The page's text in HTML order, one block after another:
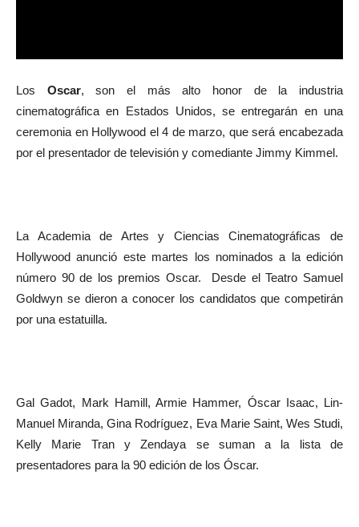
Los Oscar, son el más alto honor de la industria
cinematográfica en Estados Unidos, se entregarán en una
ceremonia en Hollywood el 4 de marzo, que será encabezada
por el presentador de televisión y comediante Jimmy Kimmel.
La Academia de Artes y Ciencias Cinematográficas de
Hollywood anunció este martes los nominados a la edición
número 90 de los premios Oscar. Desde el Teatro Samuel
Goldwyn se dieron a conocer los candidatos que competirán
por una estatuilla.
Gal Gadot, Mark Hamill, Armie Hammer, Óscar Isaac, Lin-
Manuel Miranda, Gina Rodríguez, Eva Marie Saint, Wes Studi,
Kelly Marie Tran y Zendaya se suman a la lista de
presentadores para la 90 edición de los Óscar.